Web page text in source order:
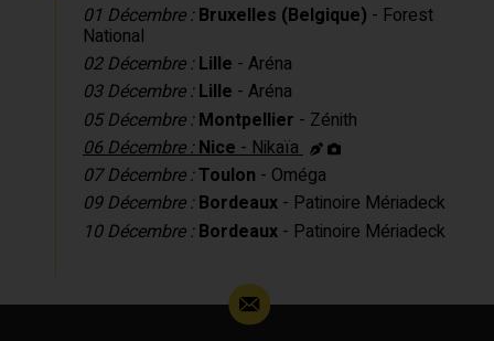
01 Décembre : Bruxelles (Belgique)
National
02 Décembre : Lille - Aréna
03 Décembre : Lille - Aréna
05 Décembre : Montpellier - Zénith
06 Décembre :Nice- Nikaïa
07 Décembre :Toulon - Oméga
09 Décembre : Bordeaux - Patinoire Mériadeck
10 Décembre : Bordeaux - Patinoire Mériadeck